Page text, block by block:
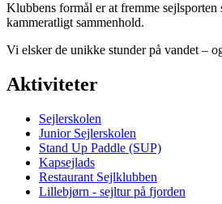
Klubbens formål er at fremme sejlsporten
kammeratligt sammenhold.
Vi elsker de unikke stunder på vandet –
Aktiviteter
Sejlerskolen
Junior Sejlerskolen
Stand Up Paddle (SUP)
Kapsejlads
Restaurant Sejlklubben
Lillebjørn - sejltur på fjorden